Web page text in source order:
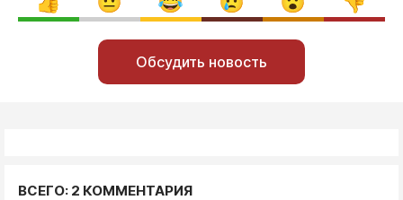
Обсудить новость
ВСЕГО: 2 КОММЕНТАРИЯ